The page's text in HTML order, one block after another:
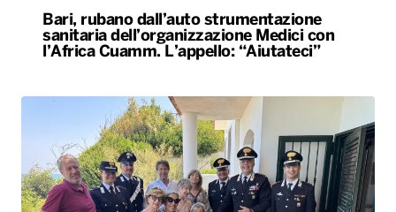
Bari, rubano dall’auto strumentazione
sanitaria dell’organizzazione Medici con
l’Africa Cuamm. L’appello: “Aiutateci”